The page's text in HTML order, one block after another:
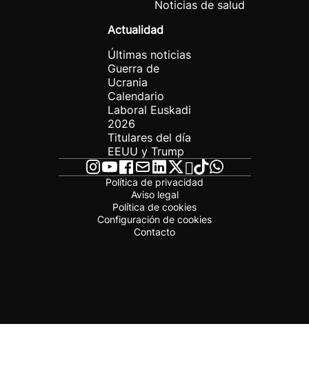
Noticias de salud
Actualidad
Últimas noticias
Guerra de
Ucrania
Calendario
Laboral Euskadi
2026
Titulares del día
EEUU y Trump
Política de privacidad
Aviso legal
Política de cookies
Configuración de cookies
Contacto